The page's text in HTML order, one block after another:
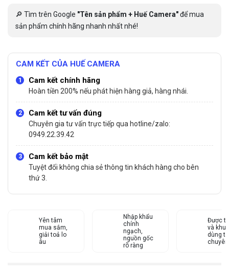
🔎 Tìm trên Google "Tên sản phẩm + Huế Camera"để mua
sản phẩm chính hãng nhanh nhất nhé!
CAM KẾT CỦA HUẾ CAMERA
Cam kết chính hãng
Hoàn tiền 200% nếu phát hiện hàng giả, hàng nhái.
Cam kết tư vấn đúng
Chuyên gia tư vấn trực tiếp qua hotline/zalo:
0949.22.39.42
Cam kết bảo mật
Tuyệt đối không chia sẻ thông tin khách hàng cho bên
thứ 3.
Yên tâm
mua sắm,
giải toả lo
âu
Nhập khẩu
chính
ngạch,
nguồn gốc
rõ ràng
Được
và
dùng từ